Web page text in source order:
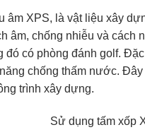
âm XPS, là vật liệu xây
âm, chống nhiễu và cách
có phòng đánh golf.
chống thấm nước.
trình xây dựng.